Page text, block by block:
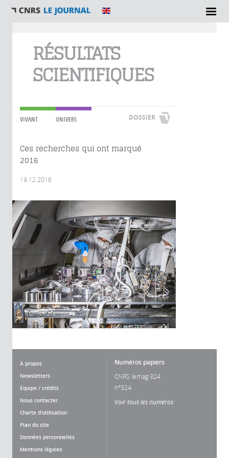
RÉSULTATS
SCIENTIFIQUES
VIVANT UNIVERS DOSSIER
Ces recherches qui ont marqué
2016
19.12.2016
À propos
Newsletters
Équipe / crédits
Nous contacter
Charte d'utilisation
Plan du site
Données personnelles
Mentions légales
Numéros papiers
CNRS lemag 324
n°324
Voir tous les numéros